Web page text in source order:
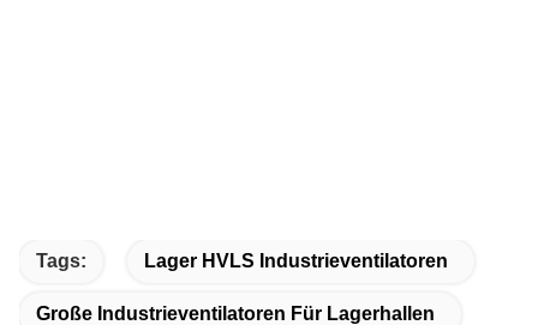
Tags: Lager HVLS Industrieventilatoren
Große Industrieventilatoren Für Lagerhallen